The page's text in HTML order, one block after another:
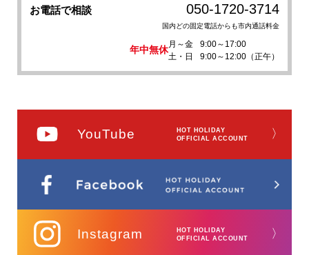
お電話で相談 050-1720-3714
国内どの固定電話からも市内通話料金
年中無休
月～金
9:00～17:00
土・日
9:00～12:00（正午）
YouTube
HOT HOLIDAY
OFFICIAL ACCOUNT
〉
Instagram
HOT HOLIDAY
OFFICIAL ACCOUNT
〉